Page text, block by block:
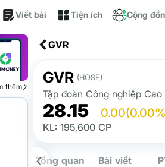
Viết bài Tiện ích Cộng
thêm
GVR
GVR (HOSE)
Tập đoàn Công nghiệp
28.15 0.00
KL: 195,600 CP
Tổng quan Bài viết